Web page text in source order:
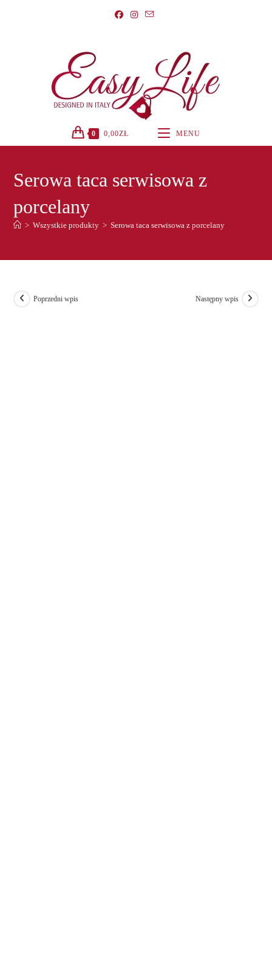
0 0,00ZŁ MENU
Serowa taca serwisowa z
porcelany
> Wszystkie produkty > Serowa taca serwisowa z porcelany
Poprzedni wpis Następny wpis